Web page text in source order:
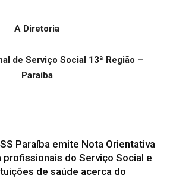
A Diretoria
de Serviço Social 13ª Região –
Paraíba
Paraíba emite Nota Orientativa
profissionais do Serviço Social e
de saúde acerca do